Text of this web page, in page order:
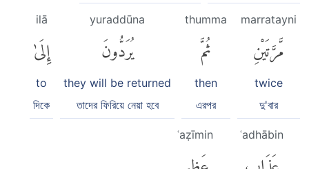
marratayni
مَّرَّتَيْنِ
twice
দু'বার
thumma
ثُمَّ
then
এরপর
yuraddūna
يُرَدُّونَ
they will be returned
তাদের ফিরিয়ে নেয়া হবে
ilā
إِلَىٰ
to
দিকে
ʿadhābin
ʿaẓīmin